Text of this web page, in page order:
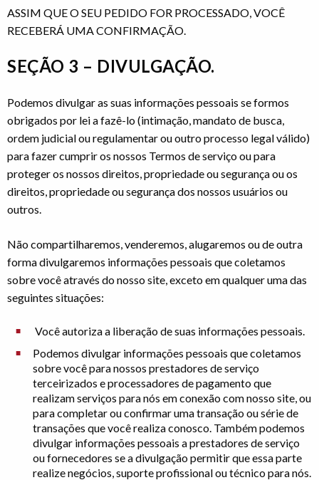
ASSIM QUE O SEU PEDIDO FOR PROCESSADO, VOCÊ
RECEBERÁ UMA CONFIRMAÇÃO.
SEÇÃO 3 – DIVULGAÇÃO.
Podemos divulgar as suas informações pessoais se formos
obrigados por lei a fazê-lo (intimação, mandato de busca,
ordem judicial ou regulamentar ou outro processo legal válido)
para fazer cumprir os nossos Termos de serviço ou para
proteger os nossos direitos, propriedade ou segurança ou os
direitos, propriedade ou segurança dos nossos usuários ou
outros.
Não compartilharemos, venderemos, alugaremos ou de outra
forma divulgaremos informações pessoais que coletamos
sobre você através do nosso site, exceto em qualquer uma das
seguintes situações:
Você autoriza a liberação de suas informações pessoais.
Podemos divulgar informações pessoais que coletamos
sobre você para nossos prestadores de serviço
terceirizados e processadores de pagamento que
realizam serviços para nós em conexão com nosso site, ou
para completar ou confirmar uma transação ou série de
transações que você realiza conosco. Também podemos
divulgar informações pessoais a prestadores de serviço
ou fornecedores se a divulgação permitir que essa parte
realize negócios, suporte profissional ou técnico para nós.